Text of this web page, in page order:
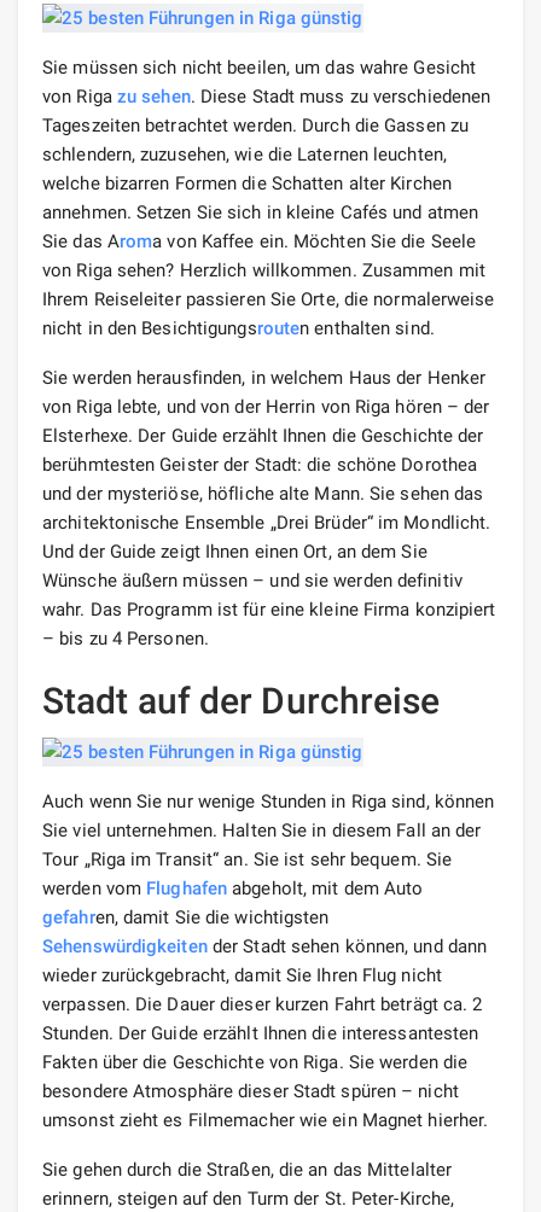
Sie müssen sich nicht beeilen, um das wahre Gesicht
von Riga zu sehen. Diese Stadt muss zu verschiedenen
Tageszeiten betrachtet werden. Durch die Gassen zu
schlendern, zuzusehen, wie die Laternen leuchten,
welche bizarren Formen die Schatten alter Kirchen
annehmen. Setzen Sie sich in kleine Cafés und atmen
Sie das Aroma von Kaffee ein. Möchten Sie die Seele
von Riga sehen? Herzlich willkommen. Zusammen mit
Ihrem Reiseleiter passieren Sie Orte, die normalerweise
nicht in den Besichtigungsrouten enthalten sind.
Sie werden herausfinden, in welchem ​​Haus der Henker
von Riga lebte, und von der Herrin von Riga hören – der
Elsterhexe. Der Guide erzählt Ihnen die Geschichte der
berühmtesten Geister der Stadt: die schöne Dorothea
und der mysteriöse, höfliche alte Mann. Sie sehen das
architektonische Ensemble „Drei Brüder“ im Mondlicht.
Und der Guide zeigt Ihnen einen Ort, an dem Sie
Wünsche äußern müssen – und sie werden definitiv
wahr. Das Programm ist für eine kleine Firma konzipiert
– bis zu 4 Personen.
Stadt auf der Durchreise
Auch wenn Sie nur wenige Stunden in Riga sind, können
Sie viel unternehmen. Halten Sie in diesem Fall an der
Tour „Riga im Transit“ an. Sie ist sehr bequem. Sie
werden vom Flughafen abgeholt, mit dem Auto
gefahren, damit Sie die wichtigsten
Sehenswürdigkeitender Stadt sehen können, und dann
wieder zurückgebracht, damit Sie Ihren Flug nicht
verpassen. Die Dauer dieser kurzen Fahrt beträgt ca. 2
Stunden. Der Guide erzählt Ihnen die interessantesten
Fakten über die Geschichte von Riga. Sie werden die
besondere Atmosphäre dieser Stadt spüren – nicht
umsonst zieht es Filmemacher wie ein Magnet hierher.
Sie gehen durch die Straßen, die an das Mittelalter
erinnern, steigen auf den Turm der St. Peter-Kirche,